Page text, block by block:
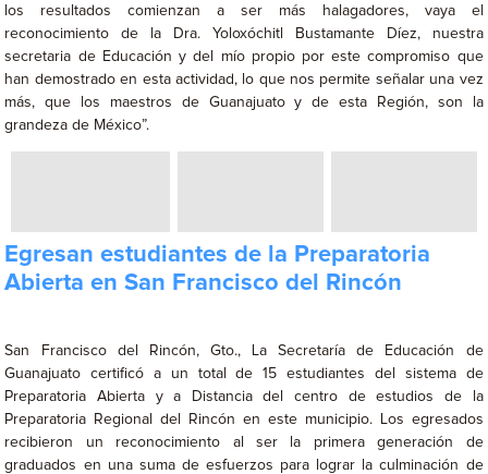
los resultados comienzan a ser más halagadores, vaya el
reconocimiento de la Dra. Yoloxóchitl Bustamante Díez, nuestra
secretaria de Educación y del mío propio por este compromiso que
han demostrado en esta actividad, lo que nos permite señalar una vez
más, que los maestros de Guanajuato y de esta Región, son la
grandeza de México”.
Egresan estudiantes de la Preparatoria
Abierta en San Francisco del Rincón
San Francisco del Rincón, Gto., La Secretaría de Educación de
Guanajuato certificó a un total de 15 estudiantes del sistema de
Preparatoria Abierta y a Distancia del centro de estudios de la
Preparatoria Regional del Rincón en este municipio. Los egresados
recibieron un reconocimiento al ser la primera generación de
graduados en una suma de esfuerzos para lograr la culminación de